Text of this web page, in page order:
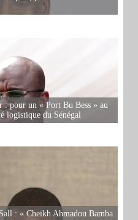
: pour un « Port Bu Bess » au
logistique du Sénégal
: « Cheikh Ahmadou Bamba